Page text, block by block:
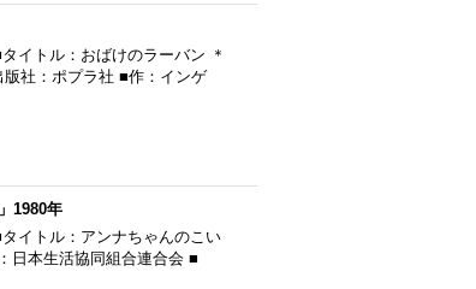
イトル：おばけのラーバン ＊
社：ポプラ社 ■作：インゲ
1980年
イトル：アンナちゃんのこい
日本生活協同組合連合会 ■